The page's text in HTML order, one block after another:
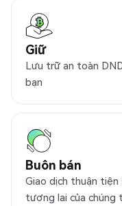
Giữ
Lưu trữ an toàn
bạn
Buôn bán
Giao dịch thuận
tương lai của chúng